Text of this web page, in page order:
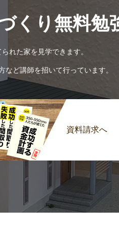
くり無料勉
れた家を見学できます。
ど講師を招いて行っています。
資料請求へ